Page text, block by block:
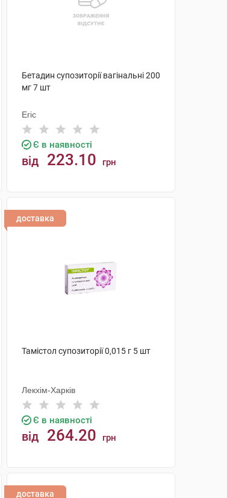
Бетадин супозиторії вагінальні 200
мг 7 шт
Егіс
Є в наявності
від 223.10 грн
доставка
Тамістол супозиторії 0,015 г 5 шт
Лекхім-Харків
Є в наявності
від 264.20 грн
доставка